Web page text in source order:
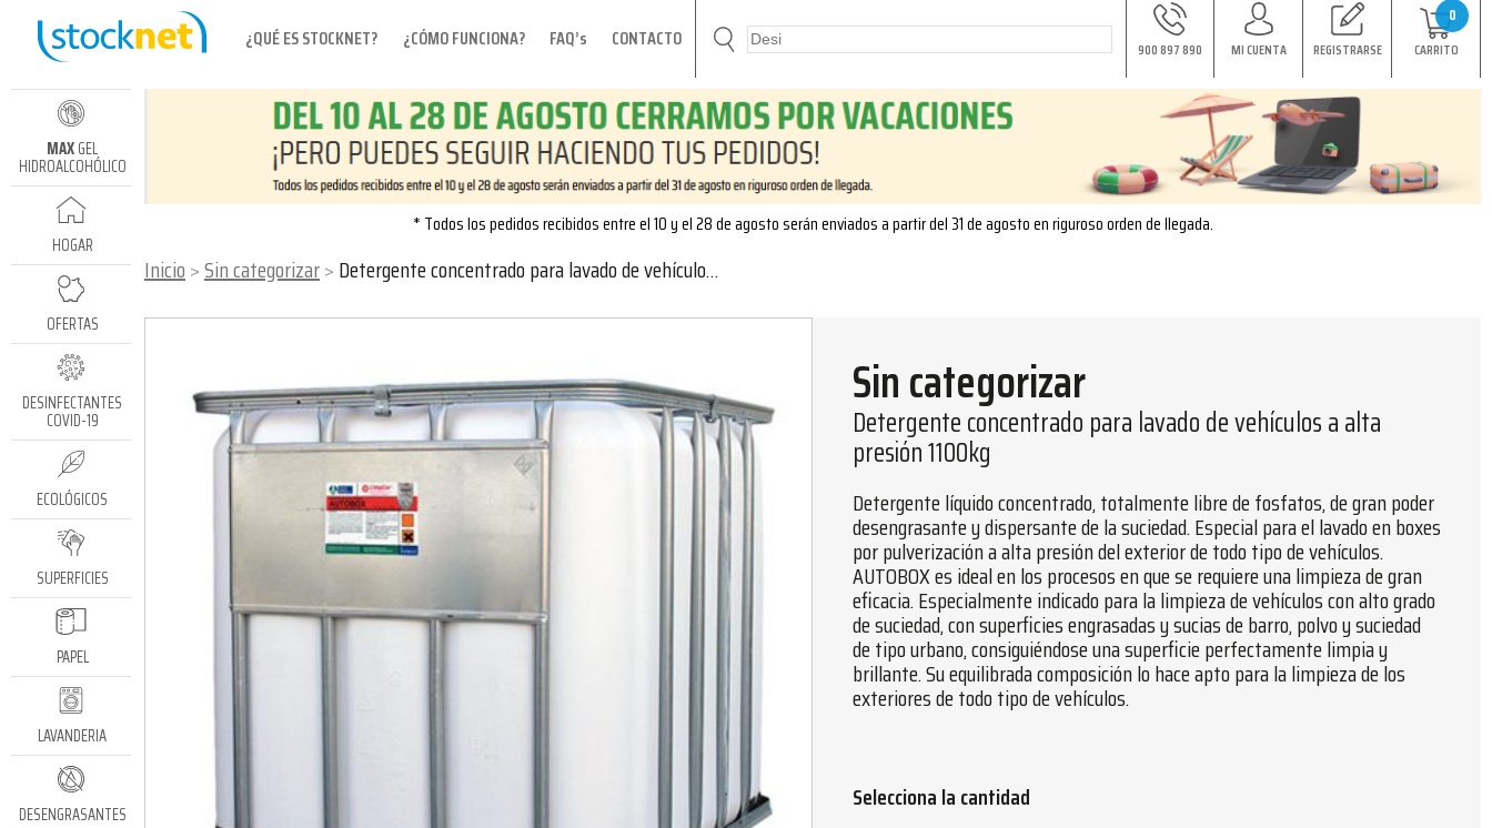
¿QUÉ ES STOCKNET? ¿CÓMO FUNCIONA? FAQ’s CONTACTO 900 897 890 MI CUENTA REGISTRARSE
0
CARRITO
MAXGEL
HIDROALCOHÓLICO
HOGAR
OFERTAS
DESINFECTANTES
COVID-19
ECOLÓGICOS
SUPERFICIES
PAPEL
LAVANDERIA
DESENGRASANTES
* Todos los pedidos recibidos entre el 10 y el 28 de agosto serán enviados a partir del 31 de agosto en riguroso orden de llegada.
Inicio Sin categorizar Detergente concentrado para lavado de vehículos a alta presión 1100kg
Sin categorizar
Detergente concentrado para lavado de vehículos a alta
presión 1100kg
Detergente líquido concentrado, totalmente libre de fosfatos, de gran poder
desengrasante y dispersante de la suciedad. Especial para el lavado en boxes
por pulverización a alta presión del exterior de todo tipo de vehículos.
AUTOBOX es ideal en los procesos en que se requiere una limpieza de gran
eficacia. Especialmente indicado para la limpieza de vehículos con alto grado
de suciedad, con superficies engrasadas y sucias de barro, polvo y suciedad
de tipo urbano, consiguiéndose una superficie perfectamente limpia y
brillante. Su equilibrada composición lo hace apto para la limpieza de los
exteriores de todo tipo de vehículos.
Selecciona la cantidad